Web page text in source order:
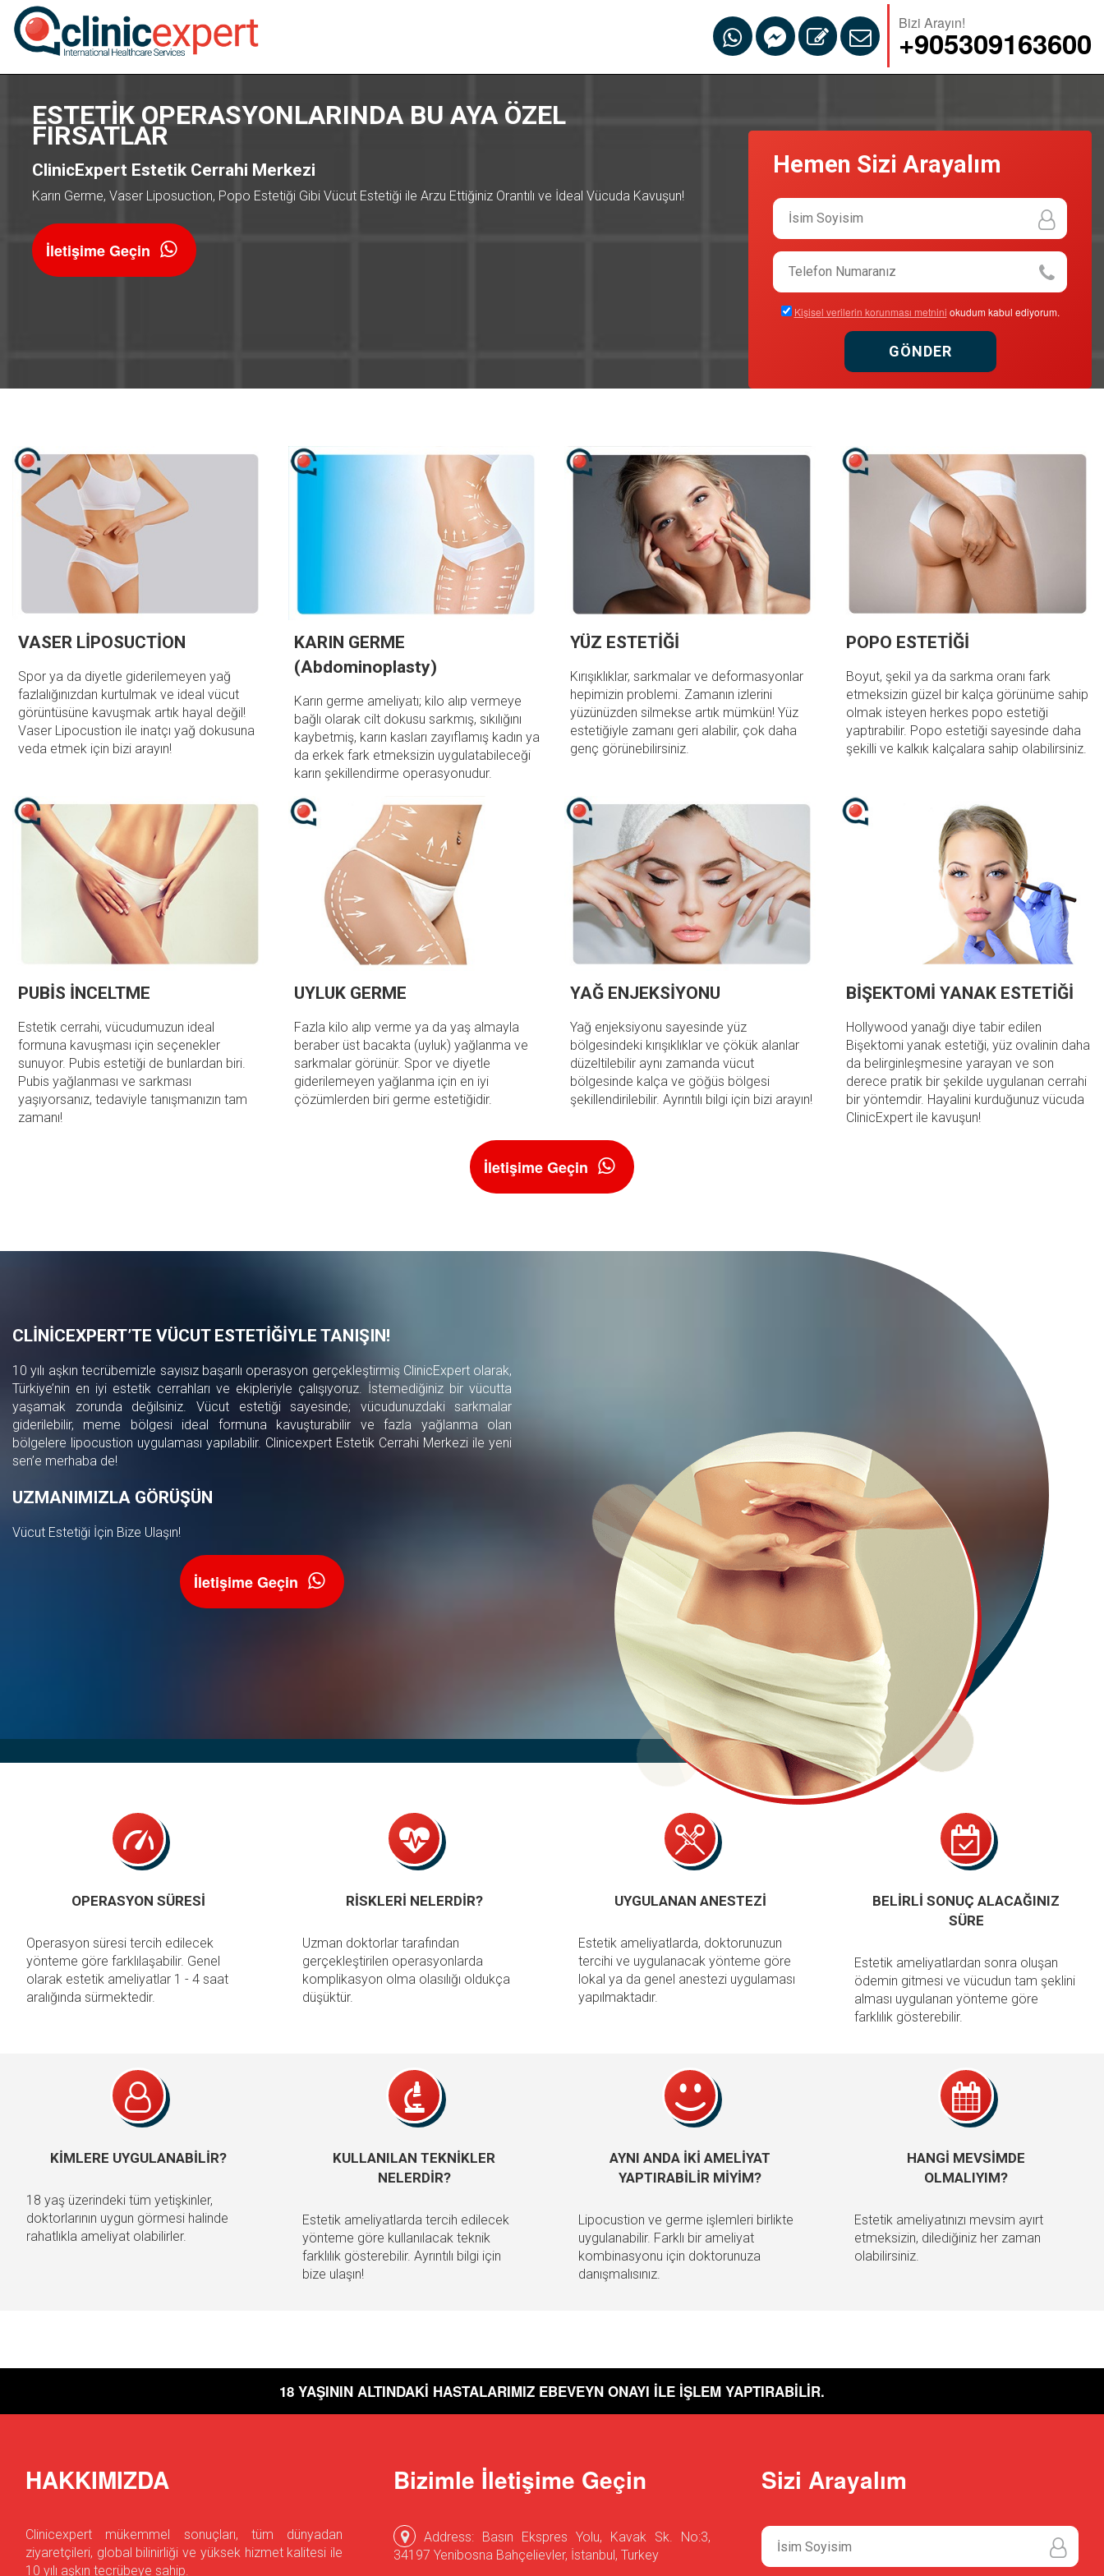
Bizi Arayın!
+905309163600
ESTETİK OPERASYONLARINDA BU AYA ÖZEL
FIRSATLAR
ClinicExpert Estetik Cerrahi Merkezi
Karın Germe, Vaser Liposuction, Popo Estetiği Gibi Vücut Estetiği ile Arzu Ettiğiniz Orantılı ve İdeal Vücuda Kavuşun!
İletişime Geçin
Hemen Sizi Arayalım
Kişisel verilerin korunması metnini okudum kabul ediyorum.
GÖNDER
VASER LİPOSUCTİON
Spor ya da diyetle giderilemeyen yağ
fazlalığınızdan kurtulmak ve ideal vücut
görüntüsüne kavuşmak artık hayal değil!
Vaser Lipocustion ile inatçı yağ dokusuna
veda etmek için bizi arayın!
KARIN GERME
(Abdominoplasty)
Karın germe ameliyatı; kilo alıp vermeye
bağlı olarak cilt dokusu sarkmış, sıkılığını
kaybetmiş, karın kasları zayıflamış kadın ya
da erkek fark etmeksizin uygulatabileceği
karın şekillendirme operasyonudur.
YÜZ ESTETİĞİ
Kırışıklıklar, sarkmalar ve deformasyonlar
hepimizin problemi. Zamanın izlerini
yüzünüzden silmekse artık mümkün! Yüz
estetiğiyle zamanı geri alabilir, çok daha
genç görünebilirsiniz.
POPO ESTETİĞİ
Boyut, şekil ya da sarkma oranı fark
etmeksizin güzel bir kalça görünüme sahip
olmak isteyen herkes popo estetiği
yaptırabilir. Popo estetiği sayesinde daha
şekilli ve kalkık kalçalara sahip olabilirsiniz.
PUBİS İNCELTME
Estetik cerrahi, vücudumuzun ideal
formuna kavuşması için seçenekler
sunuyor. Pubis estetiği de bunlardan biri.
Pubis yağlanması ve sarkması
yaşıyorsanız, tedaviyle tanışmanızın tam
zamanı!
UYLUK GERME
Fazla kilo alıp verme ya da yaş almayla
beraber üst bacakta (uyluk) yağlanma ve
sarkmalar görünür. Spor ve diyetle
giderilemeyen yağlanma için en iyi
çözümlerden biri germe estetiğidir.
YAĞ ENJEKSİYONU
Yağ enjeksiyonu sayesinde yüz
bölgesindeki kırışıklıklar ve çökük alanlar
düzeltilebilir aynı zamanda vücut
bölgesinde kalça ve göğüs bölgesi
şekillendirilebilir. Ayrıntılı bilgi için bizi arayın!
BİŞEKTOMİ YANAK ESTETİĞİ
Hollywood yanağı diye tabir edilen
Bişektomi yanak estetiği, yüz ovalinin daha
da belirginleşmesine yarayan ve son
derece pratik bir şekilde uygulanan cerrahi
bir yöntemdir. Hayalini kurduğunuz vücuda
ClinicExpert ile kavuşun!
İletişime Geçin
CLİNİCEXPERT’TE VÜCUT ESTETİĞİYLE TANIŞIN!
10 yılı aşkın tecrübemizle sayısız başarılı operasyon gerçekleştirmiş ClinicExpert olarak,
Türkiye’nin en iyi estetik cerrahları ve ekipleriyle çalışıyoruz. İstemediğiniz bir vücutta
yaşamak zorunda değilsiniz. Vücut estetiği sayesinde; vücudunuzdaki sarkmalar
giderilebilir, meme bölgesi ideal formuna kavuşturabilir ve fazla yağlanma olan
bölgelere lipocustion uygulaması yapılabilir. Clinicexpert Estetik Cerrahi Merkezi ile yeni
sen’e merhaba de!
UZMANIMIZLA GÖRÜŞÜN
Vücut Estetiği İçin Bize Ulaşın!
İletişime Geçin
OPERASYON SÜRESİ
Operasyon süresi tercih edilecek
yönteme göre farklılaşabilir. Genel
olarak estetik ameliyatlar 1 - 4 saat
aralığında sürmektedir.
RİSKLERİ NELERDİR?
Uzman doktorlar tarafından
gerçekleştirilen operasyonlarda
komplikasyon olma olasılığı oldukça
düşüktür.
UYGULANAN ANESTEZİ
Estetik ameliyatlarda, doktorunuzun
tercihi ve uygulanacak yönteme göre
lokal ya da genel anestezi uygulaması
yapılmaktadır.
BELİRLİ SONUÇ ALACAĞINIZ
SÜRE
Estetik ameliyatlardan sonra oluşan
ödemin gitmesi ve vücudun tam şeklini
alması uygulanan yönteme göre
farklılık gösterebilir.
KİMLERE UYGULANABİLİR?
18 yaş üzerindeki tüm yetişkinler,
doktorlarının uygun görmesi halinde
rahatlıkla ameliyat olabilirler.
KULLANILAN TEKNİKLER
NELERDİR?
Estetik ameliyatlarda tercih edilecek
yönteme göre kullanılacak teknik
farklılık gösterebilir. Ayrıntılı bilgi için
bize ulaşın!
AYNI ANDA İKİ AMELİYAT
YAPTIRABİLİR MİYİM?
Lipocustion ve germe işlemleri birlikte
uygulanabilir. Farklı bir ameliyat
kombinasyonu için doktorunuza
danışmalısınız.
HANGİ MEVSİMDE
OLMALIYIM?
Estetik ameliyatınızı mevsim ayırt
etmeksizin, dilediğiniz her zaman
olabilirsiniz.
18 YAŞININ ALTINDAKİ HASTALARIMIZ EBEVEYN ONAYI İLE İŞLEM YAPTIRABİLİR.
HAKKIMIZDA
Clinicexpert mükemmel sonuçları, tüm dünyadan
ziyaretçileri, global bilinirliği ve yüksek hizmet kalitesi ile
10 yılı aşkın tecrübeye sahip.
Bizimle İletişime Geçin
Address: Basın Ekspres Yolu, Kavak Sk. No:3,
34197 Yenibosna Bahçelievler, İstanbul, Turkey
Sizi Arayalım